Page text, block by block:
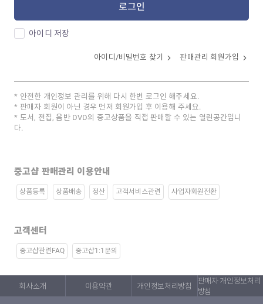
로그인
아이디 저장
아이디/비밀번호 찾기 판매관리 회원가입
안전한 개인정보 관리를 위해 다시 한번 로그인 해주세요.
판매자 회원이 아닌 경우 먼저 회원가입 후 이용해 주세요.
도서, 전집, 음반 DVD의 중고상품을 직접 판매할 수 있는 열린공간입니
다.
중고샵 판매관리 이용안내
상품등록 상품배송 정산 고객서비스관련 사업자회원전환
고객센터
중고샵관련FAQ 중고샵1:1문의
회사소개 이용약관 개인정보처리방침
판매자 개인정보처리
방침